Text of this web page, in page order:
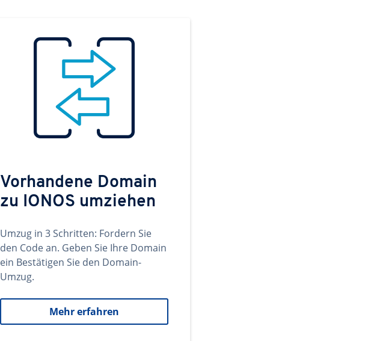
Vorhandene Domain
zu IONOS umziehen
Umzug in 3 Schritten: Fordern Sie
den Code an. Geben Sie Ihre Domain
ein Bestätigen Sie den Domain-
Umzug.
Mehr erfahren